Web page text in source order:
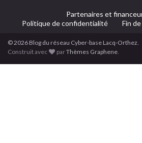
Partenaires et
Politique de confidentialité
Fin
© 2026 Blog du réseau Cyber-base Lacq-Orthez.
Construit avec
parThèmes Graphene.